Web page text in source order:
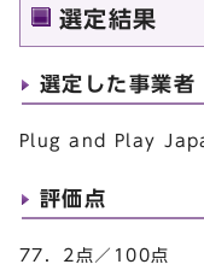
選定結果
選定した事業者
Plug and Play
評価点
77．2点／100点